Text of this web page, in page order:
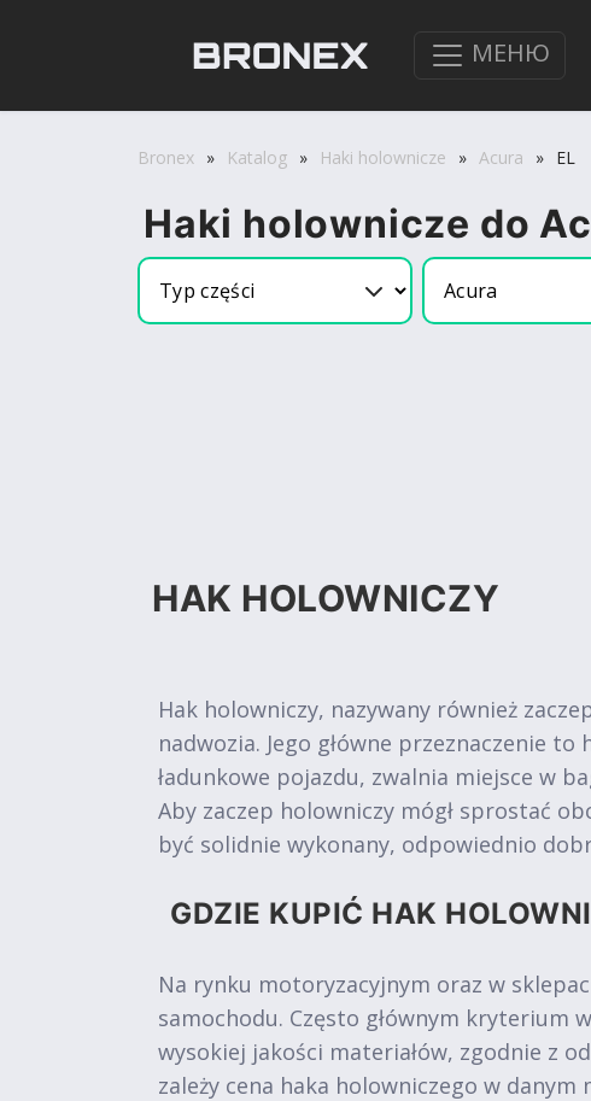
МЕНЮ
Bronex » Katalog » Haki holownicze » Acura » EL
Haki holownicze do
HAK HOLOWNICZY
Hak holowniczy, nazywany również
nadwozia. Jego główne przeznaczenie
ładunkowe pojazdu, zwalnia miejsce w
Aby zaczep holowniczy mógł sprostać
być solidnie wykonany, odpowiednio
GDZIE KUPIĆ HAK
Na rynku motoryzacyjnym oraz w
samochodu. Często głównym kryterium
wysokiej jakości materiałów, zgodnie z
zależy cena haka holowniczego w danym